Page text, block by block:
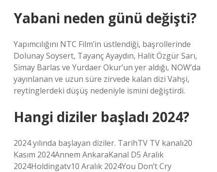
Yabani neden günü değişti?
Yapımcılığını NTC Film’in üstlendiği, başrollerinde
Dolunay Soysert, Tayanç Ayaydın, Halit Özgür Sarı,
Simay Barlas ve Yurdaer Okur’un yer aldığı, NOW’da
yayınlanan ve uzun süre zirvede kalan dizi Vahşi,
reytinglerdeki düşüş nedeniyle ismini değiştirdi.
Hangi diziler başladı 2024?
2024 yılında başlayan diziler. TarihTV TV kanalı20
Kasım 2024Annem AnkaraKanal D5 Aralık
2024Holdingatv10 Aralık 2024You Don’t Cry